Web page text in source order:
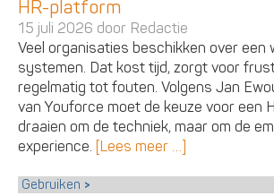
HR-platform
15 juli 2026 door Redactie
Veel organisaties beschikken over een
systemen. Dat kost tijd, zorgt voor
regelmatig tot fouten. Volgens Jan
van Youforce moet de keuze voor een
draaien om de techniek, maar om de
experience. [Lees meer …]
Gebruiken